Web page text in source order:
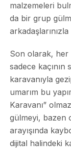
malzemeleri
da bir grup
Son olarak, her
sadece kaçının
karavanıyla
umarım bu
Karavanı”
gülmeyi, bazen
arayışında
dijital halindeki